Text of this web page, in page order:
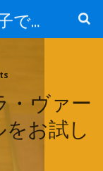
お絵かき大好き 腐女子でゲーマーのおかしな生活
・ヴァー
お試し